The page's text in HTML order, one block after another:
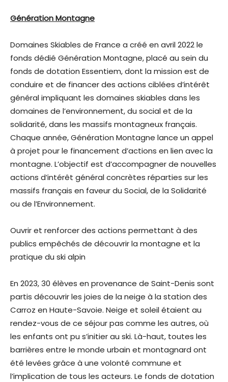
Génération Montagne
Domaines Skiables de France a créé en avril 2022 le
fonds dédié Génération Montagne, placé au sein du
fonds de dotation Essentiem, dont la mission est de
conduire et de financer des actions ciblées d’intérêt
général impliquant les domaines skiables dans les
domaines de l’environnement, du social et de la
solidarité, dans les massifs montagneux français.
Chaque année, Génération Montagne lance un appel
à projet pour le financement d’actions en lien avec la
montagne. L’objectif est d’accompagner de nouvelles
actions d’intérêt général concrètes réparties sur les
massifs français en faveur du Social, de la Solidarité
ou de l’Environnement.
Ouvrir et renforcer des actions permettant à des
publics empêchés de découvrir la montagne et la
pratique du ski alpin
En 2023, 30 élèves en provenance de Saint-Denis sont
partis découvrir les joies de la neige à la station des
Carroz en Haute-Savoie. Neige et soleil étaient au
rendez-vous de ce séjour pas comme les autres, où
les enfants ont pu s’initier au ski. Là-haut, toutes les
barrières entre le monde urbain et montagnard ont
été levées grâce à une volonté commune et
l’implication de tous les acteurs. Le fonds de dotation